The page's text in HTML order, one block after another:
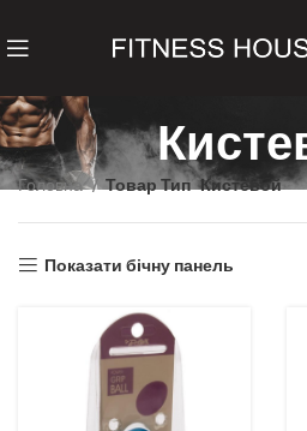
Головна Товар Тип Кистевой
Показати бічну панель